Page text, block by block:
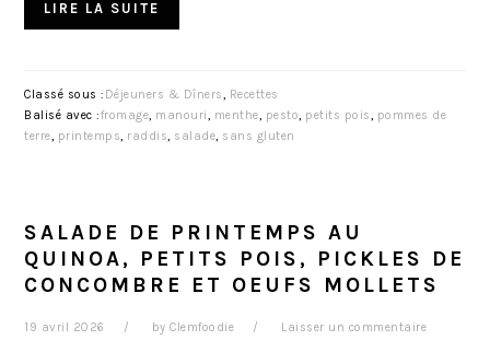
LIRE LA SUITE
Classé sous : Déjeuners & Dîners, Recettes
Balisé avec :fromage, manouri, menthe, pesto, petits pois, pommes de
terre, printemps, raddis, salade, sans gluten
SALADE DE PRINTEMPS AU
QUINOA, PETITS POIS, PICKLES DE
CONCOMBRE ET OEUFS MOLLETS
19 avril 2026 byClemfoodie Laisser un commentaire